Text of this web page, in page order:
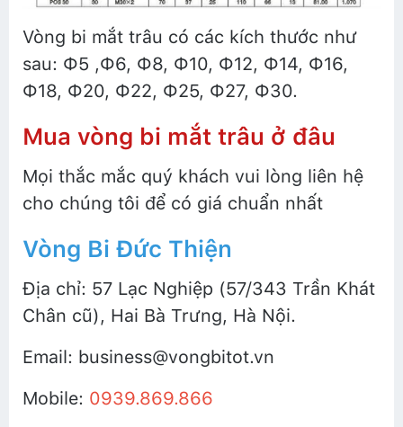
Vòng bi mắt trâu có các kích thước như
sau: Ф5 ,Ф6, Ф8, Ф10, Ф12, Ф14, Ф16,
Ф18, Ф20, Ф22, Ф25, Ф27, Ф30.
Mua vòng bi mắt trâu ở đâu
Mọi thắc mắc quý khách vui lòng liên hệ
cho chúng tôi để có giá chuẩn nhất
Vòng Bi Đức Thiện
Địa chỉ: 57 Lạc Nghiệp (57/343 Trần Khát
Chân cũ), Hai Bà Trưng, Hà Nội.
Email: business@vongbitot.vn
Mobile: 0939.869.866